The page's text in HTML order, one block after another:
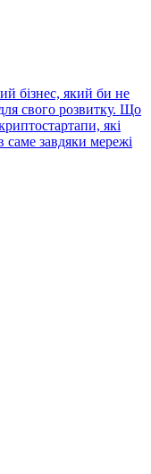
бізнес, який би не
свого розвитку. Що
які
саме завдяки мережі